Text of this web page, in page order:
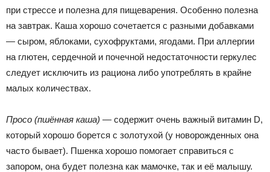
при стрессе и полезна для пищеварения. Особенно полезна
на завтрак. Каша хорошо сочетается с разными добавками
— сыром, яблоками, сухофруктами, ягодами. При аллергии
на глютен, сердечной и почечной недостаточности геркулес
следует исключить из рациона либо употреблять в крайне
малых количествах.
Просо (пшённая каша) — содержит очень важный витамин D,
который хорошо борется с золотухой (у новорожденных она
часто бывает). Пшенка хорошо помогает справиться с
запором, она будет полезна как мамочке, так и её малышу.